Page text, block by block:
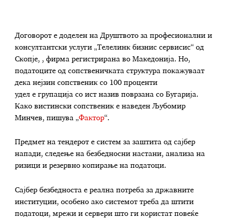
Договорот е доделен на Друштвото за професионални и
консултантски услуги „Телелинк бизнис сервисис“ од
Скопје, , фирма регистрирана во Македонија. Но,
податоците од сопственичката структура покажуваат
дека нејзин сопственик со 100 проценти
удел е групација со ист назив поврзана со Бугарија.
Како вистински сопственик е наведен Љубомир
Минчев, пишува „Фактор“.
Предмет на тендерот е систем за заштита од сајбер
напади, следење на безбедносни настани, анализа на
ризици и резервно копирање на податоци.
Сајбер безбедноста е реална потреба за државните
институции, особено ако системот треба да штити
податоци, мрежи и сервери што ги користат повеќе